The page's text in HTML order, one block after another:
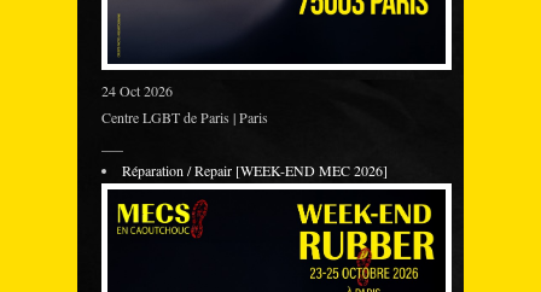
24 Oct 2026
Centre LGBT de Paris | Paris
Réparation / Repair [WEEK-END MEC 2026]